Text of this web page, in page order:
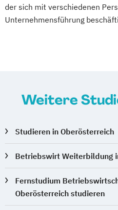
der sich mit verschiedenen
Unternehmensführung
Weitere
Studieren in Oberösterreich
Betriebswirt Weiterbildung
Fernstudium
Oberösterreich studieren